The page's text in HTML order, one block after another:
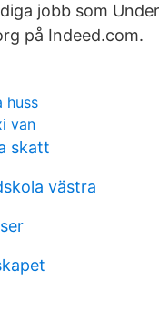
jobb som
på Indeed.com.
huss
van
skatt
västra